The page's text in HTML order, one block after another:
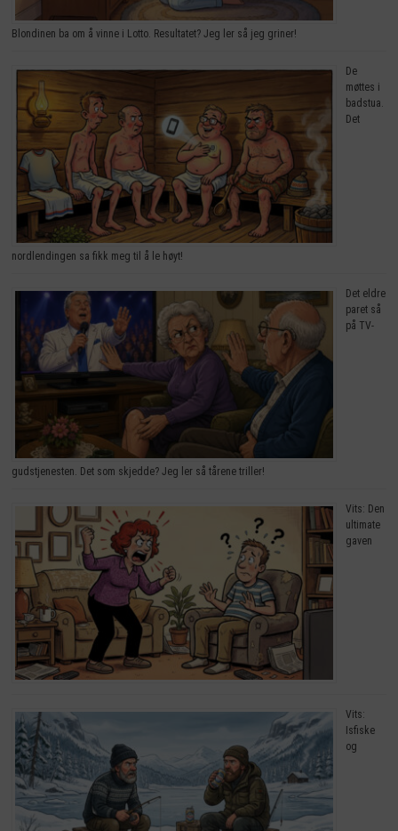
Blondinen ba om å vinne i Lotto. Resultatet? Jeg ler så jeg griner!
De
møttes i
badstua.
Det
nordlendingen sa fikk meg til å le høyt!
Det eldre
paret så
på TV-
gudstjenesten. Det som skjedde? Jeg ler så tårene triller!
Vits: Den
ultimate
gaven
Vits:
Isfiske
og